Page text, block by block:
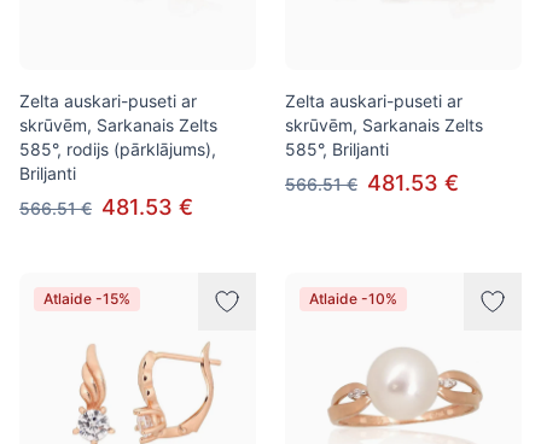
Zelta auskari-puseti ar
skrūvēm, Sarkanais Zelts
585°, rodijs (pārklājums),
Briljanti
566.51 € 481.53 €
Zelta auskari-puseti ar
skrūvēm, Sarkanais Zelts
585°, Briljanti
566.51 € 481.53 €
Atlaide -15% Atlaide -10%